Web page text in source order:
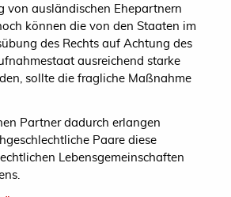
von ausländischen Ehepartnern
können die von den Staaten im
des Rechts auf Achtung des
ausreichend starke
sollte die fragliche Maßnahme
Partner dadurch erlangen
Paare diese
Lebensgemeinschaften